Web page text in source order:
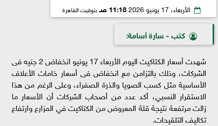
الأربعاء، 17 يونيو 2026 11:18 صـ بتوقيت القاهرة
كتب - سارة أسامة:
شهدت أسعار الكتاكيت اليوم الأربعاء 17 يونيو انخفاض 2 جنيه فى
الشركات، وذلك بالتزامن مع انخفاض فى أسعار خامات الأعلاف
الأساسية مثل كسب الصويا والذرة الصفراء، وعلى الرغم من هذا
الاستقرار النسبي، أكد عدد من أصحاب الشركات أن الأسعار ما
زالت مرتفعة نتيجة قلة المعروض من الكتاكيت في المزارع وارتفاع
تكاليف التلقيحات.